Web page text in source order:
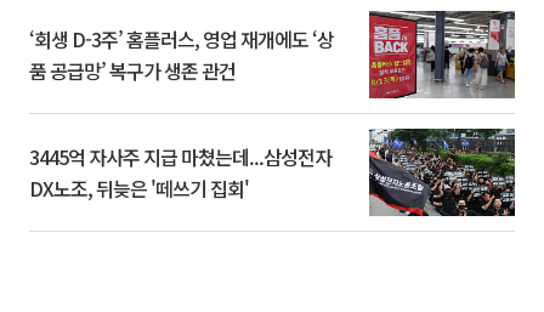
‘회생 D-3주’ 홈플러스, 영업 재개에도 ‘상
품 공급망’ 복구가 생존 관건
3445억 자사주 지급 마쳤는데...삼성전자
DX노조, 뒤늦은 '떼쓰기 집회'